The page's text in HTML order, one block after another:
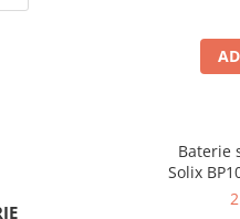
Baterie
Solix